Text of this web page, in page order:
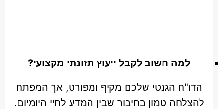
למה חשוב לקבל ייעוץ תזונתי מקצועי?
הדו"ח הגנטי שלכם מקיף ומפורט, אך המפתח
להצלחה טמון בחיבור שבין המדע לחיי היומיום.